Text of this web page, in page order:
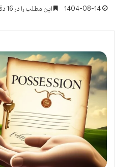
1404-08-14 این مطلب را در 16 دقیقه می خوانید